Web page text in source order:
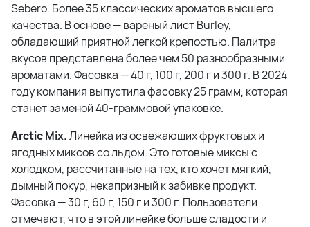
Sebero. Более 35 классических ароматов высшего
качества. В основе — вареный лист Burley,
обладающий приятной легкой крепостью. Палитра
вкусов представлена более чем 50 разнообразными
ароматами. Фасовка — 40 г, 100 г, 200 г и 300 г. В 2024
году компания выпустила фасовку 25 грамм, которая
станет заменой 40-граммовой упаковке.
Arctic Mix.Линейка из освежающих фруктовых и
ягодных миксов со льдом. Это готовые миксы с
холодком, рассчитанные на тех, кто хочет мягкий,
дымный покур, некапризный к забивке продукт.
Фасовка — 30 г, 60 г, 150 г и 300 г. Пользователи
отмечают, что в этой линейке больше сладости и